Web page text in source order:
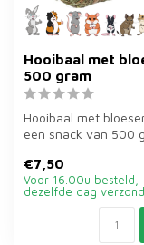
Hooibaal met
500 gram
Hooibaal met
een snack van 500
bloesemmix v...
€7,50
Voor 16.00u besteld,
dezelfde dag